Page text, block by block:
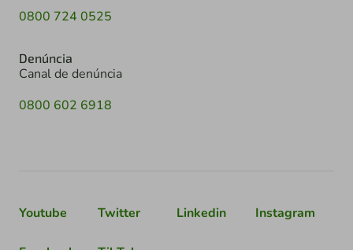
0800 724 0525
Denúncia
Canal de denúncia
0800 602 6918
Youtube Twitter Linkedin Instagram